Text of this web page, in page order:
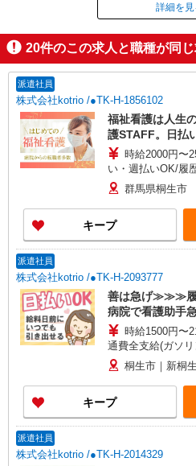
掲載期間
詳細を見
20件のこの求人と職種が同じ
派遣社員
株式会社kotrio /●TK-H-1856102
福祉看護は人生
護STAFF。日払
時給2000円〜
い・週払いOK/履
群馬県桐生市
キープ
派遣社員
株式会社kotrio /●TK-H-2093777
善は急げ≫≫≫履
病院で看護助手
時給1500円〜
通費全支給(ガソリ
桐生市｜新桐
キープ
派遣社員
株式会社kotrio /●TK-H-2014329